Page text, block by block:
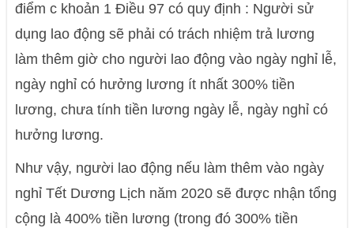
điểm c khoản 1 Điều 97 có quy định : Người sử
dụng lao động sẽ phải có trách nhiệm trả lương
làm thêm giờ cho người lao động vào ngày nghỉ lễ,
ngày nghỉ có hưởng lương ít nhất 300% tiền
lương, chưa tính tiền lương ngày lễ, ngày nghỉ có
hưởng lương.
Như vậy, người lao động nếu làm thêm vào ngày
nghỉ Tết Dương Lịch năm 2020 sẽ được nhận tổng
cộng là 400% tiền lương (trong đó 300% tiền